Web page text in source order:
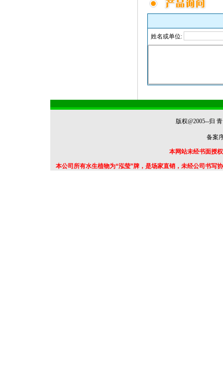
姓名或单位:
版权@2005--归
备案序
本网站未经书面授
本公司所有水生植物为“泓莹”牌，是场家直销，未经公司书写